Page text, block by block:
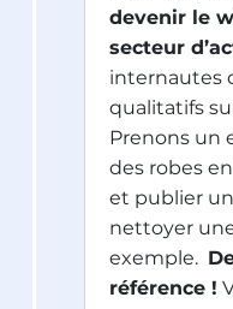
devenir le
secteur
internautes
qualitatifs
Prenons un
des robes
et publier
nettoyer
exemple.
référence !